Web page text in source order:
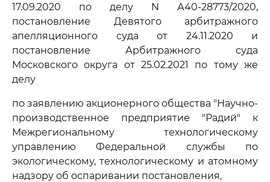
17.09.2020 по делу N А40-28773/2020,
постановление Девятого арбитражного
апелляционного суда от 24.11.2020 и
постановление Арбитражного суда
Московского округа от 25.02.2021 по тому же
делу
по заявлению акционерного общества "Научно-
производственное предприятие "Радий" к
Межрегиональному технологическому
управлению Федеральной службы по
экологическому, технологическому и атомному
надзору об оспаривании постановления,